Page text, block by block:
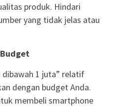
produk. Hindari
yang tidak jelas atau
dibawah 1 juta” relatif
dengan budget Anda.
membeli smartphone